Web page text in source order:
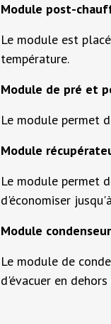
Module post-
Le module est
température.
Module de pré et
Le module permet
Module
Le module permet
d'économiser
Module
Le module de
d'évacuer en